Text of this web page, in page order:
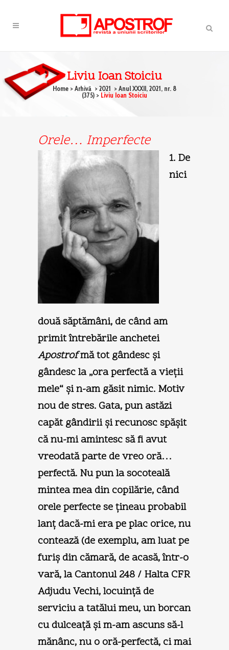
Liviu Ioan Stoiciu
Home > Arhivă > 2021 > Anul XXXII, 2021, nr. 8
(375) > Liviu Ioan Stoiciu
Orele… Imperfecte
1. De
nici
două săptămâni, de când am
primit întrebările anchetei
Apostrofmă tot gândesc şi
gândesc la „ora perfectă a vieţii
mele“ şi n-am găsit nimic. Motiv
nou de stres. Gata, pun astăzi
capăt gândirii şi recunosc spăşit
că nu-mi amintesc să fi avut
vreodată parte de vreo oră…
perfectă. Nu pun la socoteală
mintea mea din copilărie, când
orele perfecte se ţineau probabil
lanţ dacă-mi era pe plac orice, nu
contează (de exemplu, am luat pe
furiş din cămară, de acasă, într-o
vară, la Cantonul 248 / Halta CFR
Adjudu Vechi, locuinţă de
serviciu a tatălui meu, un borcan
cu dulceaţă şi m-am ascuns să-l
mănânc, nu o oră-perfectă, ci mai